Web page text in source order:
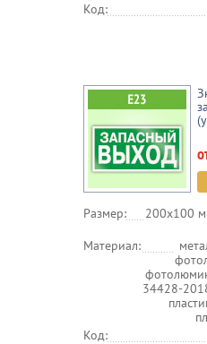
Код:
Размер:
200х100
Материал:
34428-
Код: